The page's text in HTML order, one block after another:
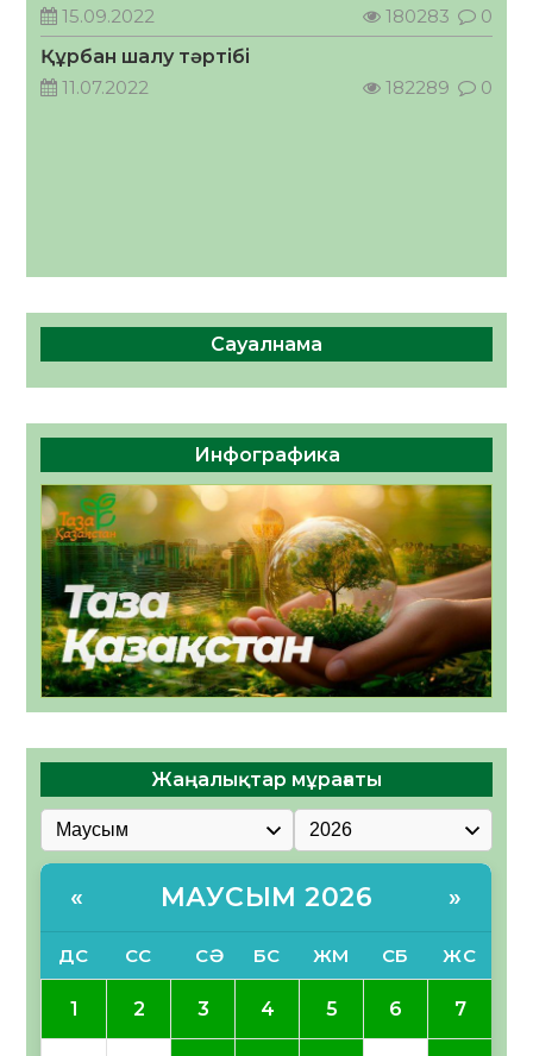
06.08.2026
66 0
15.09.2022
180283
0
Құрбан шалу тәртібі
11.07.2022
182289 0
Сауалнама
Инфографика
Жаңалықтар мұрағаты
« МАУСЫМ 2026 »
ДС СС СӘ БС ЖМ СБ ЖС
1 2 3 4 5 6 7